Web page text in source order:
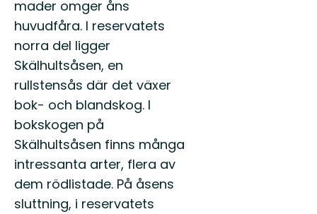
mader omger åns
huvudfåra. I reservatets
norra del ligger
Skälhultsåsen, en
rullstensås där det växer
bok- och blandskog. I
bokskogen på
Skälhultsåsen finns många
intressanta arter, flera av
dem rödlistade. På åsens
sluttning, i reservatets